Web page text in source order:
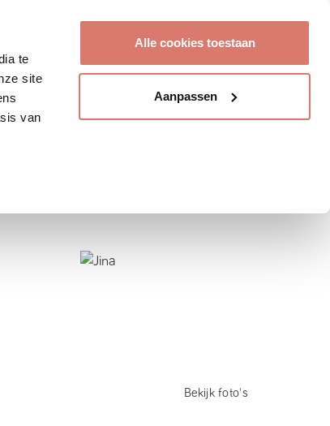
te
site
van
Alle cookies toestaan
Aanpassen
Bekijk foto's